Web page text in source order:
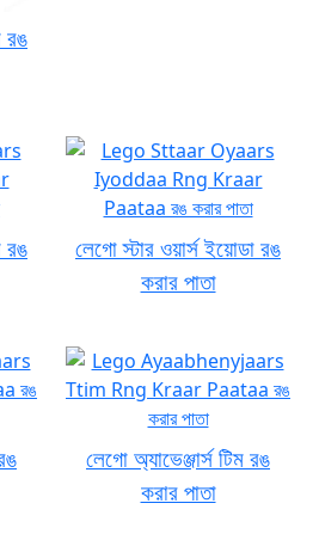
রঙ
রঙ
লেগো স্টার ওয়ার্স ইয়োডা রঙ
করার পাতা
লেগো অ্যাভেঞ্জার্স টিম রঙ
করার পাতা